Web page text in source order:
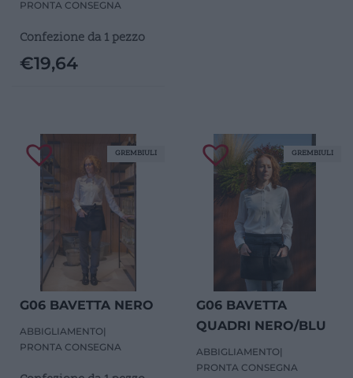
PRONTA CONSEGNA
Confezione da 1 pezzo
€19,64
G06 BAVETTA NERO
ABBIGLIAMENTO|
PRONTA CONSEGNA
GREMBIULI
G06 BAVETTA
QUADRI NERO/BLU
ABBIGLIAMENTO|
PRONTA CONSEGNA
GREMBIULI